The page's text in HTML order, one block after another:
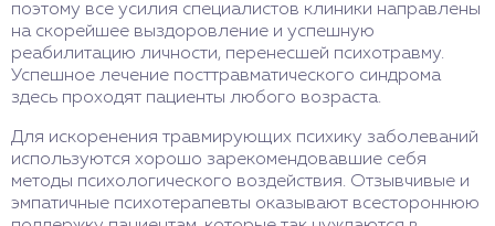
поэтому все усилия специалистов клиники направлены
на скорейшее выздоровление и успешную
реабилитацию личности, перенесшей психотравму.
Успешное лечение посттравматического синдрома
здесь проходят пациенты любого возраста.
Для искоренения травмирующих психику заболеваний
используются хорошо зарекомендовавшие себя
методы психологического воздействия. Отзывчивые и
эмпатичные психотерапевты оказывают всестороннюю